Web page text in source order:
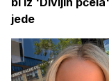
jede